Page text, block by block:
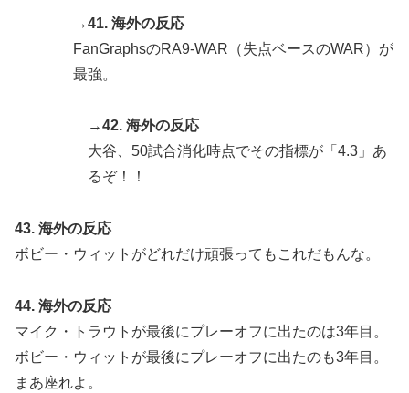
→41. 海外の反応
FanGraphsのRA9-WAR（失点ベースのWAR）が
最強。
→42. 海外の反応
大谷、50試合消化時点でその指標が「4.3」あ
るぞ！！
43. 海外の反応
ボビー・ウィットがどれだけ頑張ってもこれだもんな。
44. 海外の反応
マイク・トラウトが最後にプレーオフに出たのは3年目。
ボビー・ウィットが最後にプレーオフに出たのも3年目。
まあ座れよ。